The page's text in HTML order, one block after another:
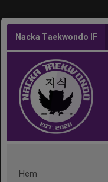
Nacka Taekwondo IF
Hem